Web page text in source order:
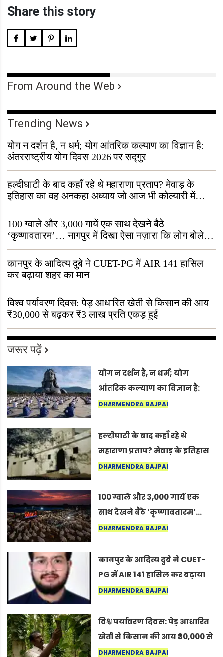
Share this story
From Around the Web
Trending News
योग न दर्शन है, न धर्म; योग आंतरिक कल्याण का विज्ञान है:
अंतरराष्ट्रीय योग दिवस 2026 पर सद्गुर
हल्दीघाटी के बाद कहाँ रहे थे महाराणा प्रताप? मेवाड़ के
इतिहास का वह अनकहा अध्याय जो आज भी कोल्यारी में
जीवित है
100 ग्वाले और 3,000 गायें एक साथ देखने बैठे
‘कृष्णावतारम’… नागपुर में दिखा ऐसा नज़ारा कि लोग बोले,
“ऐसा तो सिर्फ़ कृष्ण ही कर सकते हैं”
कानपुर के आदित्य दुबे ने CUET-PG में AIR 141 हासिल
कर बढ़ाया शहर का मान
विश्व पर्यावरण दिवस: पेड़ आधारित खेती से किसान की आय
₹30,000 से बढ़कर ₹3 लाख प्रति एकड़ हुई
जरूर पढ़ें
योग न दर्शन है, न धर्म; योग
आंतरिक कल्याण का विज्ञान है:
अंतरराष्ट्रीय योग दिवस 2026 पर
DHARMENDRA BAJPAI
हल्दीघाटी के बाद कहाँ रहे थे
महाराणा प्रताप? मेवाड़ के इतिहास
का वह अनकहा अध्याय जो आज भी
DHARMENDRA BAJPAI
100 ग्वाले और 3,000 गायें एक
साथ देखने बैठे ‘कृष्णावतारम’…
नागपुर में दिखा ऐसा नज़ारा कि
कर सकते हैं”
DHARMENDRA BAJPAI
कानपुर के आदित्य दुबे ने CUET-
PG में AIR 141 हासिल कर बढ़ाया
शहर का मान
DHARMENDRA BAJPAI
विश्व पर्यावरण दिवस: पेड़ आधारित
खेती से किसान की आय ₹30,000 से
बढ़कर ₹3 लाख प्रति एकड़ हुई
DHARMENDRA BAJPAI